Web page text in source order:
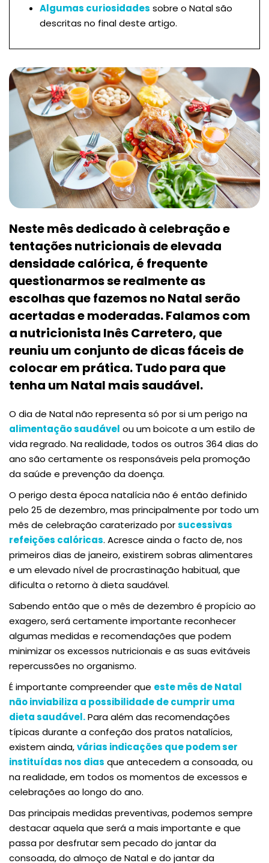
Algumas curiosidades sobre o Natal são
descritas no final deste artigo.
Neste mês dedicado à celebração e
tentações nutricionais de elevada
densidade calórica, é frequente
questionarmos se realmente as
escolhas que fazemos no Natal serão
acertadas e moderadas. Falamos com
a nutricionista Inês Carretero, que
reuniu um conjunto de dicas fáceis de
colocar em prática. Tudo para que
tenha um Natal mais saudável.
O dia de Natal não representa só por si um perigo na
alimentação saudável ou um boicote a um estilo de
vida regrado. Na realidade, todos os outros 364 dias do
ano são certamente os responsáveis pela promoção
da saúde e prevenção da doença.
O perigo desta época natalícia não é então definido
pelo 25 de dezembro, mas principalmente por todo um
mês de celebração caraterizado porsucessivas
refeições calóricas. Acresce ainda o facto de, nos
primeiros dias de janeiro, existirem sobras alimentares
e um elevado nível de procrastinação habitual, que
dificulta o retorno à dieta saudável.
Sabendo então que o mês de dezembro é propício ao
exagero, será certamente importante reconhecer
algumas medidas e recomendações que podem
minimizar os excessos nutricionais e as suas evitáveis
repercussões no organismo.
É importante compreender que este mês de Natal
não inviabiliza a possibilidade de cumprir uma
dieta saudável.Para além das recomendações
típicas durante a confeção dos pratos natalícios,
existem ainda,várias indicações que podem ser
instituídas nos dias que antecedem a consoada, ou
na realidade, em todos os momentos de excessos e
celebrações ao longo do ano.
Das principais medidas preventivas, podemos sempre
destacar aquela que será a mais importante e que
passa por desfrutar sem pecado do jantar da
consoada, do almoço de Natal e do jantar da